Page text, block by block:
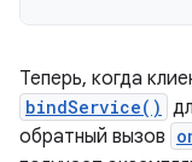
Теперь, когда
bindService()
обратный вызов